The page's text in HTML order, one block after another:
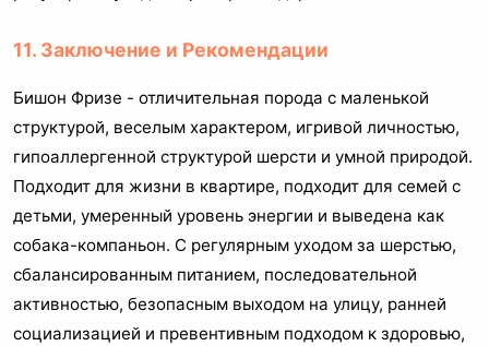
11. Заключение и Рекомендации
Бишон Фризе - отличительная порода с маленькой
структурой, веселым характером, игривой личностью,
гипоаллергенной структурой шерсти и умной природой.
Подходит для жизни в квартире, подходит для семей с
детьми, умеренный уровень энергии и выведена как
собака-компаньон. С регулярным уходом за шерстью,
сбалансированным питанием, последовательной
активностью, безопасным выходом на улицу, ранней
социализацией и превентивным подходом к здоровью,